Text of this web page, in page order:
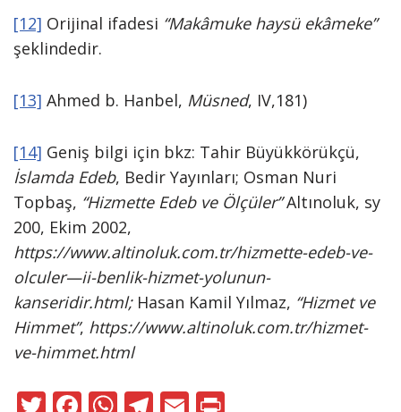
[12] Orijinal ifadesi “Makâmuke haysü ekâmeke”
şeklindedir.
[13] Ahmed b. Hanbel, Müsned, IV,181)
[14] Geniş bilgi için bkz: Tahir Büyükkörükçü,
İslamda Edeb, Bedir Yayınları; Osman Nuri
Topbaş, “Hizmette Edeb ve Ölçüler”Altınoluk, sy
200, Ekim 2002,
https://www.altinoluk.com.tr/hizmette-edeb-ve-
olculer—ii-benlik-hizmet-yolunun-
kanseridir.html; Hasan Kamil Yılmaz, “Hizmet ve
Himmet”, https://www.altinoluk.com.tr/hizmet-
ve-himmet.html